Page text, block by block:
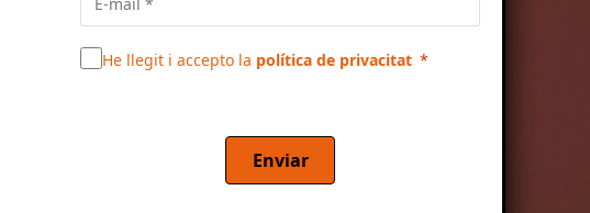
He llegit i accepto la política de privacitat
Enviar